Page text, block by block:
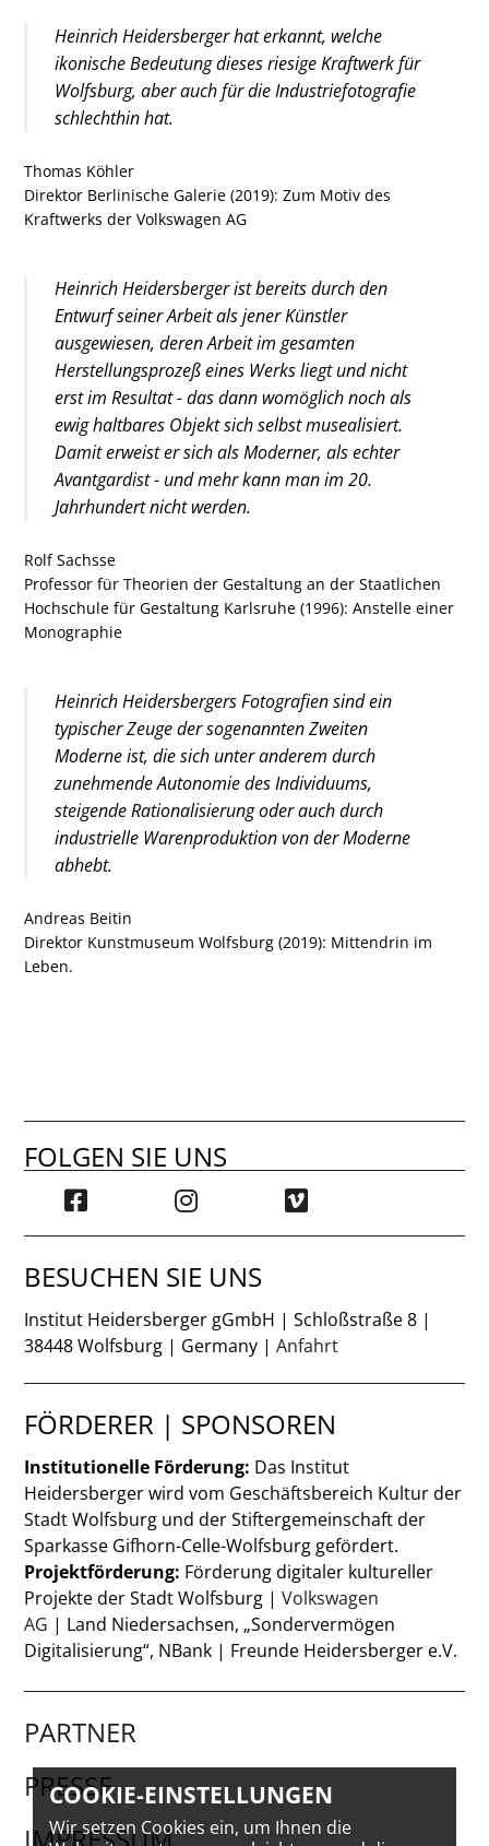
Heinrich Heidersberger hat erkannt, welche
ikonische Bedeutung dieses riesige Kraftwerk für
Wolfsburg, aber auch für die Industriefotografie
schlechthin hat.
Thomas Köhler
Direktor Berlinische Galerie (2019): Zum Motiv des
Kraftwerks der Volkswagen AG
Heinrich Heidersberger ist bereits durch den
Entwurf seiner Arbeit als jener Künstler
ausgewiesen, deren Arbeit im gesamten
Herstellungsprozeß eines Werks liegt und nicht
erst im Resultat - das dann womöglich noch als
ewig haltbares Objekt sich selbst musealisiert.
Damit erweist er sich als Moderner, als echter
Avantgardist - und mehr kann man im 20.
Jahrhundert nicht werden.
Rolf Sachsse
Professor für Theorien der Gestaltung an der Staatlichen
Hochschule für Gestaltung Karlsruhe (1996): Anstelle einer
Monographie
Heinrich Heidersbergers Fotografien sind ein
typischer Zeuge der sogenannten Zweiten
Moderne ist, die sich unter anderem durch
zunehmende Autonomie des Individuums,
steigende Rationalisierung oder auch durch
industrielle Warenproduktion von der Moderne
abhebt.
Andreas Beitin
Direktor Kunstmuseum Wolfsburg (2019): Mittendrin im
Leben.
FOLGEN SIE UNS
BESUCHEN SIE UNS
Institut Heidersberger gGmbH | Schloßstraße 8 |
38448 Wolfsburg | Germany |Anfahrt
FÖRDERER | SPONSOREN
Institutionelle Förderung: Das Institut
Heidersberger wird vom Geschäftsbereich Kultur der
Stadt Wolfsburg und der Stiftergemeinschaft der
Sparkasse Gifhorn-Celle-Wolfsburg gefördert.
Projektförderung: Förderung digitaler kultureller
Projekte der Stadt Wolfsburg |Volkswagen
AG | Land Niedersachsen, „Sondervermögen
Digitalisierung“, NBank | Freunde Heidersberger e.V.
PARTNER
PRESSE
COOKIE-EINSTELLUNGEN
Wir setzen Cookies ein, um Ihnen die